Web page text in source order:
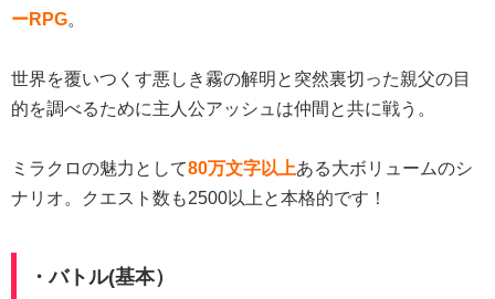
ーRPG。
世界を覆いつくす悪しき霧の解明と突然裏切った親父の目
的を調べるために主人公アッシュは仲間と共に戦う。
ミラクロの魅力として80万文字以上ある大ボリュームのシ
ナリオ。クエスト数も2500以上と本格的です！
・バトル(基本）